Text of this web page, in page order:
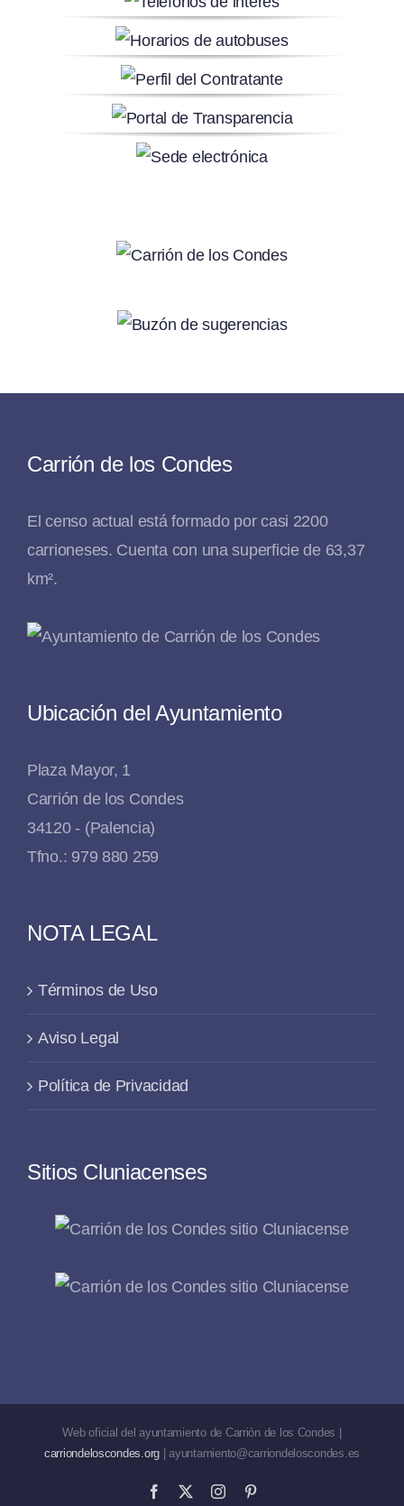
Carrión de los Condes
El censo actual está formado por casi 2200
carrioneses. Cuenta con una superficie de 63,37
km².
Ubicación del Ayuntamiento
Plaza Mayor, 1
Carrión de los Condes
34120 - (Palencia)
Tfno.: 979 880 259
NOTA LEGAL
Términos de Uso
Aviso Legal
Política de Privacidad
Sitios Cluniacenses
Web oficial del ayuntamiento de Carrión de los Condes |
carriondeloscondes.org | ayuntamiento@carriondeloscondes.es
Facebook InstagramPinterest